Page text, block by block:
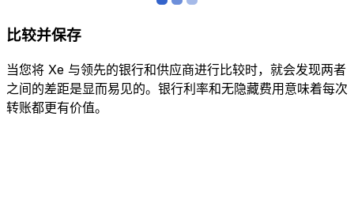
比较并保存
当您将 Xe 与领先的银行和供应商进行比较时，就会发现两者
之间的差距是显而易见的。银行利率和无隐藏费用意味着每次
转账都更有价值。